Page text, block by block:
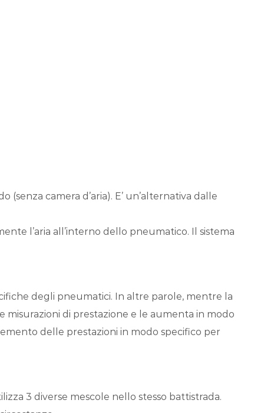
camera d’aria). E’ un’alternativa dalle
l’aria all’interno dello pneumatico. Il sistema
degli pneumatici. In altre parole, mentre la
misurazioni di prestazione e le aumenta in modo
delle prestazioni in modo specifico per
3 diverse mescole nello stesso battistrada.